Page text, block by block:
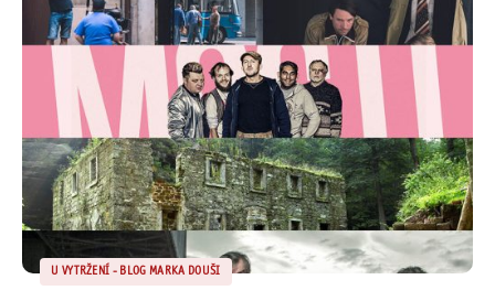
U VYTRŽENÍ - BLOG MARKA DOUŠI